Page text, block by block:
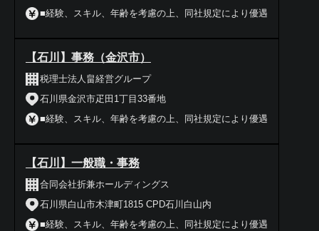
■経験、スキル、年齢を考慮の上、同社規定により優遇
【石川】事務（金沢市）
税理士法人畠経営グループ
石川県金沢市疋田1丁目33番地
■経験、スキル、年齢を考慮の上、同社規定により優遇
【石川】一般職・事務
合同会社折兼ホールディングス
石川県白山市木津町1815 CPD石川白山内
■経験、スキル、年齢を考慮の上、同社規定により優遇